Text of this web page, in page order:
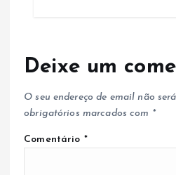
Deixe um
O seu endereço de email não
obrigatórios marcados com *
Comentário *